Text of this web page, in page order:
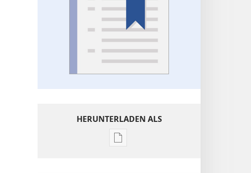
HERUNTERLADEN ALS
Downloadoptionen